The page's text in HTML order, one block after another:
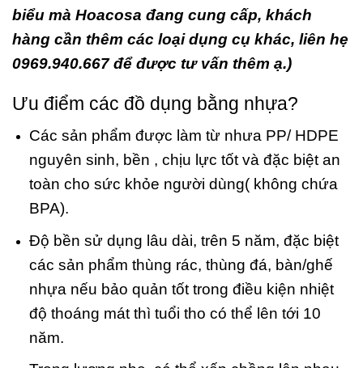
biểu mà Hoacosa đang cung cấp, khách
hàng cần thêm các loại dụng cụ khác, liên hẹ
0969.940.667 để được tư vấn thêm ạ.)
Ưu điểm các đồ dụng bằng nhựa?
Các sản phẩm được làm từ nhưa PP/ HDPE
nguyên sinh, bền , chịu lực tốt và đặc biệt an
toàn cho sức khỏe người dùng( không chứa
BPA).
Độ bền sử dụng lâu dài, trên 5 năm, đặc biệt
các sản phẩm thùng rác, thùng đá, bàn/ghế
nhựa nếu bảo quản tốt trong điều kiện nhiệt
độ thoáng mát thì tuổi tho có thể lên tới 10
năm.